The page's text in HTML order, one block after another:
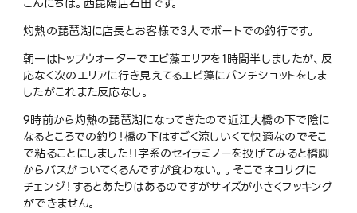
灼熱の琵琶湖に店長とお客様で3人でボートでの釣行です。
朝一はトップウォーターでエビ藻エリアを1時間半しましたが、反
応なく次のエリアに行き見えてるエビ藻にパンチショットをしま
したがこれまた反応なし。
9時前から灼熱の琵琶湖になってきたので近江大橋の下で陰に
なるところでの釣り！橋の下はすごく涼しいくて快適なのでそこ
で粘ることにしました！I字系のセイラミノーを投げてみると橋脚
からバスがついてくるんですが食わない。。そこでネコリグに
チェンジ！するとあたりはあるのですがサイズが小さくフッキング
ができません。